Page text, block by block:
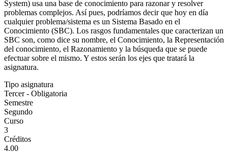
System) usa una base de conocimiento para razonar y resolver
problemas complejos. Así pues, podríamos decir que hoy en día
cualquier problema/sistema es un Sistema Basado en el
Conocimiento (SBC). Los rasgos fundamentales que caracterizan un
SBC son, como dice su nombre, el Conocimiento, la Representación
del conocimiento, el Razonamiento y la búsqueda que se puede
efectuar sobre el mismo. Y estos serán los ejes que tratará la
asignatura.
Tipo asignatura
Tercer - Obligatoria
Semestre
Segundo
Curso
3
Créditos
4.00